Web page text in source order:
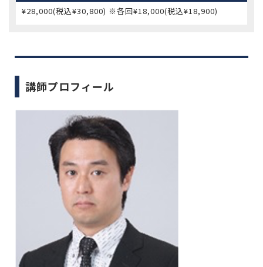
¥28,000(税込¥30,800) ※各回¥18,000(税込¥18,900)
講師プロフィール